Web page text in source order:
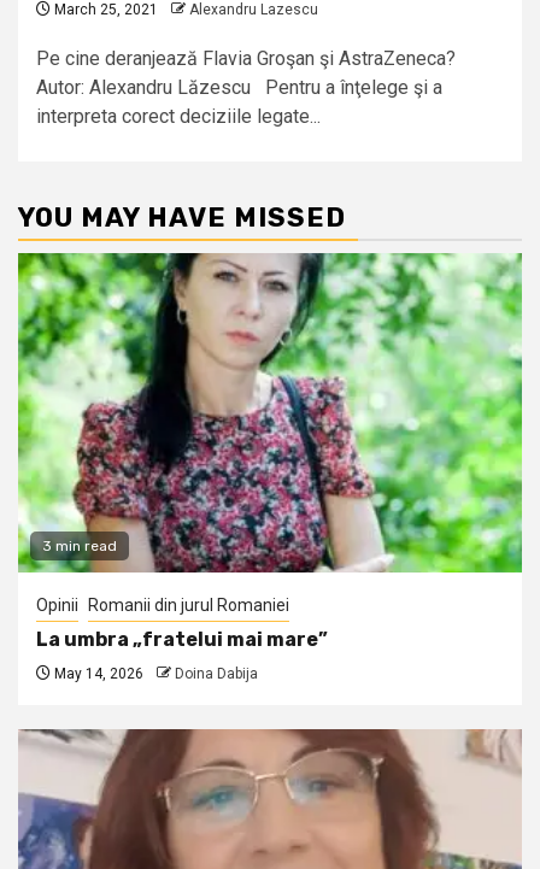
March 25, 2021 Alexandru Lazescu
Pe cine deranjează Flavia Groşan şi AstraZeneca?
Autor: Alexandru Lăzescu Pentru a înţelege şi a
interpreta corect deciziile legate...
YOU MAY HAVE MISSED
3 min read
Opinii Romanii din jurul Romaniei
La umbra „fratelui mai mare”
May 14, 2026 Doina Dabija